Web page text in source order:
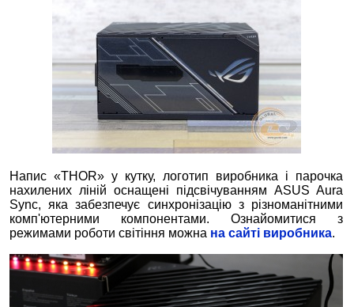
Напис «THOR» у кутку, логотип виробника і парочка
нахилених ліній оснащені підсвічуванням ASUS Aura
Sync, яка забезпечує синхронізацію з різноманітними
комп'ютерними компонентами. Ознайомитися з
режимами роботи світіння можна на сайті виробника.